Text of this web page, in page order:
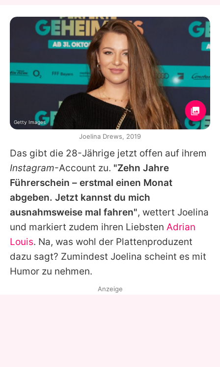
Das gibt die 28-Jährige jetzt offen auf ihrem
Instagram-Account zu. "Zehn Jahre
Führerschein – erstmal einen Monat
abgeben. Jetzt kannst du mich
ausnahmsweise mal fahren", wettert Joelina
und markiert zudem ihren Liebsten Adrian
Louis. Na, was wohl der Plattenproduzent
dazu sagt? Zumindest Joelina scheint es mit
Humor zu nehmen.
Getty Images
Joelina Drews, 2019
Anzeige